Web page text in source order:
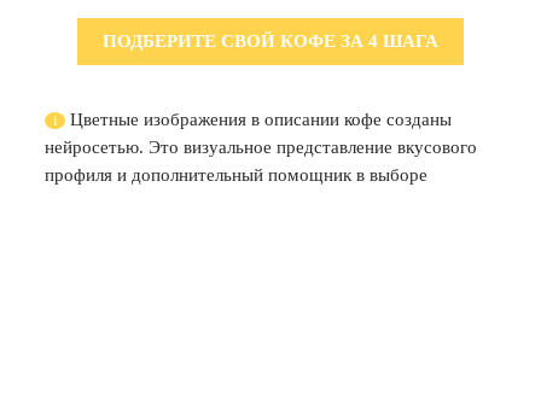
ПОДБЕРИТЕ СВОЙ КОФЕ ЗА 4 ШАГА
i
Цветные изображения в описании кофе созданы
нейросетью. Это визуальное представление вкусового
профиля и дополнительный помощник в выборе